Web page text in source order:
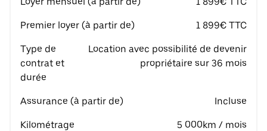
Premier loyer (à partir de) 1 899€ TTC
Type de
contrat et
durée
Location avec possibilité de devenir
propriétaire sur 36 mois
Assurance (à partir de) Incluse
Kilométrage 5 000km / mois